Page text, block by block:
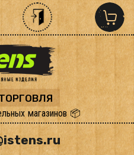
магазинов 📦